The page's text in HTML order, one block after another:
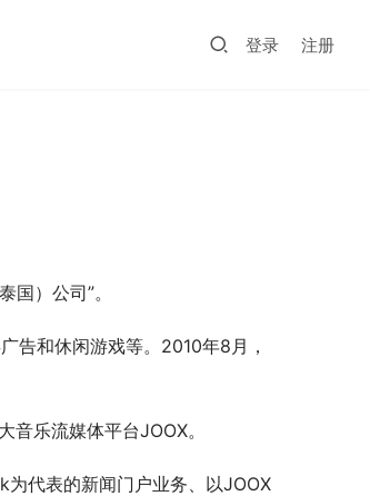
登录 注册
）公司”。
告和休闲游戏等。2010年8月，
乐流媒体平台JOOX。
代表的新闻门户业务、以JOOX